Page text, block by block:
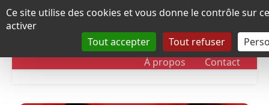
Panneau de gestion des cookies
Ce site utilise des cookies et vous donne le contrôle sur
activer
Tout accepter
Tout refuser
DOSSIERS CHRONOLOGIE
À propos Contact